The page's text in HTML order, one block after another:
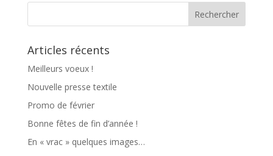
Articles récents
Meilleurs voeux !
Nouvelle presse textile
Promo de février
Bonne fêtes de fin d’année !
En « vrac » quelques images…